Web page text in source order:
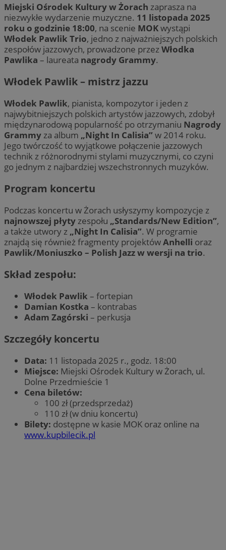
Miejski Ośrodek Kultury w Żorach zaprasza na
niezwykłe wydarzenie muzyczne. 11 listopada 2025
roku o godzinie 18:00, na scenie MOKwystąpi
Włodek Pawlik Trio, jedno z najważniejszych polskich
zespołów jazzowych, prowadzone przezWłodka
Pawlika – laureata nagrody Grammy.
Włodek Pawlik – mistrz jazzu
Włodek Pawlik, pianista, kompozytor i jeden z
najwybitniejszych polskich artystów jazzowych, zdobył
międzynarodową popularność po otrzymaniu Nagrody
Grammyza album „Night In Calisia” w 2014 roku.
Jego twórczość to wyjątkowe połączenie jazzowych
technik z różnorodnymi stylami muzycznymi, co czyni
go jednym z najbardziej wszechstronnych muzyków.
Program koncertu
Podczas koncertu w Żorach usłyszymy kompozycje z
najnowszej płytyzespołu „Standards/New Edition”,
a także utwory z „Night In Calisia”. W programie
znajdą się również fragmenty projektówAnhelli oraz
Pawlik/Moniuszko – Polish Jazz w wersji na trio.
Skład zespołu:
Włodek Pawlik – fortepian
Damian Kostka – kontrabas
Adam Zagórski – perkusja
Szczegóły koncertu
Data: 11 listopada 2025 r., godz. 18:00
Miejsce: Miejski Ośrodek Kultury w Żorach, ul.
Dolne Przedmieście 1
Cena biletów:
100 zł (przedsprzedaż)
110 zł (w dniu koncertu)
Bilety: dostępne w kasie MOK oraz online na
www.kupbilecik.pl